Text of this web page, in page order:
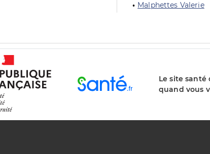
Malphettes Valerie
Le site santé
quand vous